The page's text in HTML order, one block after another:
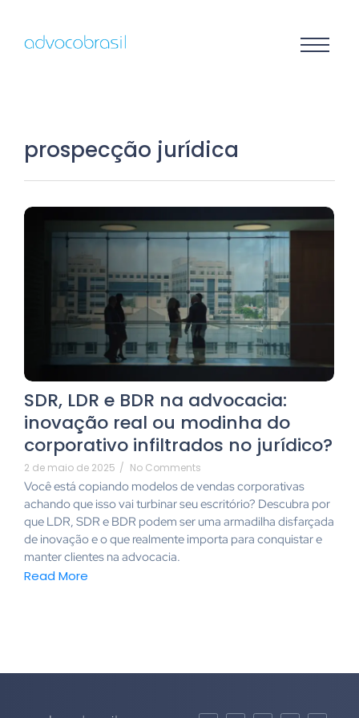
prospecção jurídica
SDR, LDR e BDR na advocacia:
inovação real ou modinha do
corporativo infiltrados no jurídico?
2 de maio de 2025 / No Comments
Você está copiando modelos de vendas corporativas
achando que isso vai turbinar seu escritório? Descubra por
que LDR, SDR e BDR podem ser uma armadilha disfarçada
de inovação e o que realmente importa para conquistar e
manter clientes na advocacia.
Read More